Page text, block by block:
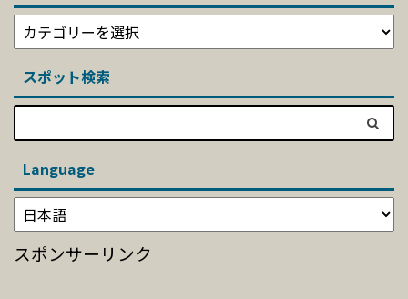
スポット検索
Language
スポンサーリンク